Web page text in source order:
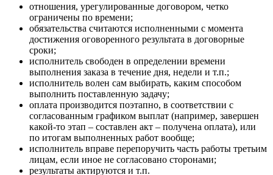
отношения, урегулированные договором, четко
ограничены по времени;
обязательства считаются исполненными с момента
достижения оговоренного результата в договорные
сроки;
исполнитель свободен в определении времени
выполнения заказа в течение дня, недели и т.п.;
исполнитель волен сам выбирать, каким способом
выполнить поставленную задачу;
оплата производится поэтапно, в соответствии с
согласованным графиком выплат (например, завершен
какой-то этап – составлен акт – получена оплата), или
по итогам выполненных работ вообще;
исполнитель вправе перепоручить часть работы третьим
лицам, если иное не согласовано сторонами;
результаты актируются и т.п.